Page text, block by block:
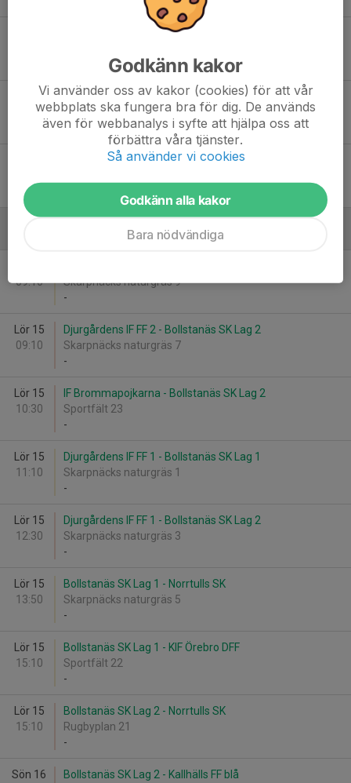
Bollstanäs SK Comp - IF Brommapojkarna
Sön 28
13:35
Djurgårdens IF FF - Bollstanäs SK BSK 2
Hammarbyhöjdens IP 1A
-
IF Brommapojkarna - Bollstanäs SK BSK 1
09:10
Skarpnäcks naturgräs 9
-
Lör 15
09:10
Djurgårdens IF FF 2 - Bollstanäs SK Lag 2
Skarpnäcks naturgräs 7
-
Lör 15
10:30
IF Brommapojkarna - Bollstanäs SK Lag 2
Sportfält 23
-
Lör 15
11:10
Djurgårdens IF FF 1 - Bollstanäs SK Lag 1
Skarpnäcks naturgräs 1
-
Lör 15
12:30
Djurgårdens IF FF 1 - Bollstanäs SK Lag 2
Skarpnäcks naturgräs 3
-
Lör 15
13:50
Bollstanäs SK Lag 1 - Norrtulls SK
Skarpnäcks naturgräs 5
-
Lör 15
15:10
Bollstanäs SK Lag 1 - KIF Örebro DFF
Sportfält 22
-
Lör 15
15:10
Bollstanäs SK Lag 2 - Norrtulls SK
Rugbyplan 21
-
Sön 16
Bollstanäs SK Lag 2 - Kallhälls FF blå
Godkänn kakor
Vi använder oss av kakor (cookies) för att vår
webbplats ska fungera bra för dig. De används
även för webbanalys i syfte att hjälpa oss att
förbättra våra tjänster.
Så använder vi cookies
Godkänn alla kakor
Bara nödvändiga